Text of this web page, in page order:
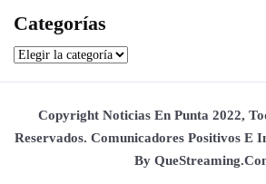
Categorías
Copyright Noticias En Punta 2022,
Reservados. Comunicadores Positivos E
By